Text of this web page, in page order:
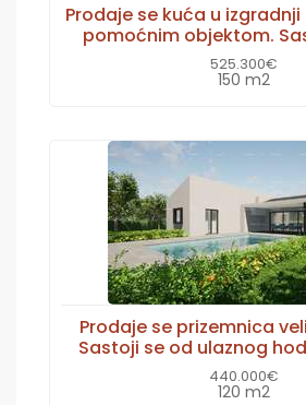
Prodaje se kuća u
pomoćnim objektom.
525.300€
150 m2
Prodaje se prizemnica
Sastoji se od ulaznog
440.000€
120 m2